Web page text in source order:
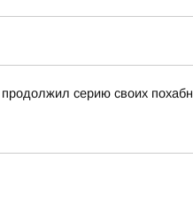
серию своих